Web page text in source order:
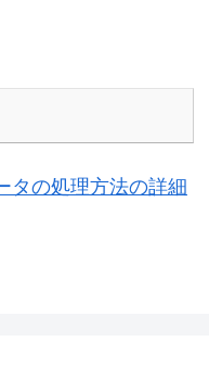
タの処理方法の詳細